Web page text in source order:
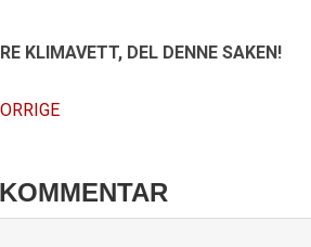
KLIMAVETT, DEL DENNE SAKEN!